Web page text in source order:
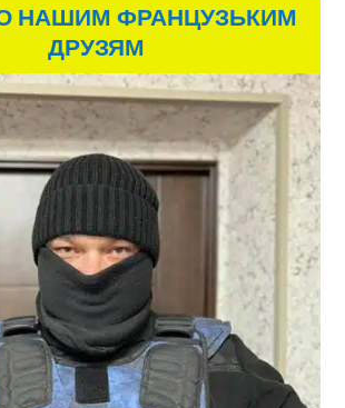
НАШИМ ФРАНЦУЗЬКИМ
ДРУЗЯМ